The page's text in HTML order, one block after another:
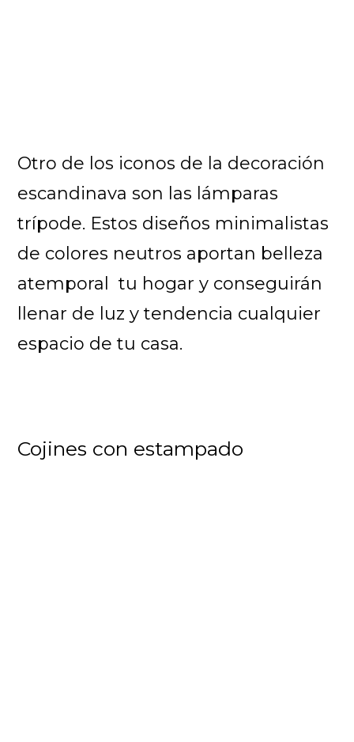
Otro de los iconos de la decoración
escandinava son las lámparas
trípode. Estos diseños minimalistas
de colores neutros aportan belleza
atemporal tu hogar y conseguirán
llenar de luz y tendencia cualquier
espacio de tu casa.
Cojines con estampado